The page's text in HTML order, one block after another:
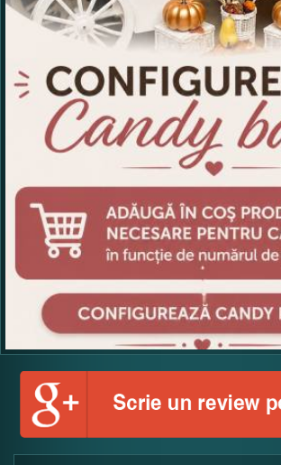
Ce nota acordati acestui produs?
2 3 4
5
Nu tocmai bun
Excelent!
Copiati alaturi numarul din imagine: